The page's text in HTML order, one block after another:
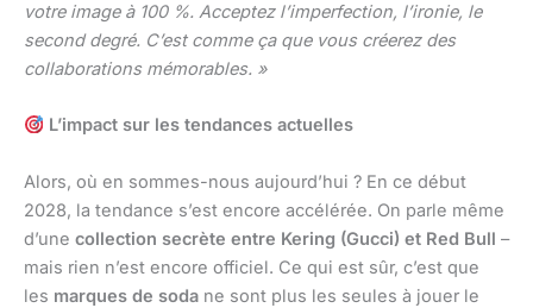
votre image à 100 %. Acceptez l’imperfection, l’ironie, le
second degré. C’est comme ça que vous créerez des
collaborations mémorables. »
L’impact sur les tendances actuelles
Alors, où en sommes-nous aujourd’hui ? En ce début
2028, la tendance s’est encore accélérée. On parle même
d’une collection secrète entre Kering (Gucci) et Red Bull –
mais rien n’est encore officiel. Ce qui est sûr, c’est que
les marques de soda ne sont plus les seules à jouer le